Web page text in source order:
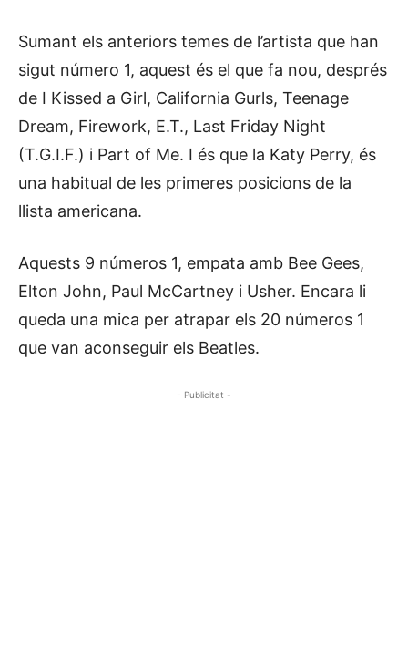
Sumant els anteriors temes de l’artista que han
sigut número 1, aquest és el que fa nou, després
de I Kissed a Girl, California Gurls, Teenage
Dream, Firework, E.T., Last Friday Night
(T.G.I.F.) i Part of Me. I és que la Katy Perry, és
una habitual de les primeres posicions de la
llista americana.
Aquests 9 números 1, empata amb Bee Gees,
Elton John, Paul McCartney i Usher. Encara li
queda una mica per atrapar els 20 números 1
que van aconseguir els Beatles.
- Publicitat -